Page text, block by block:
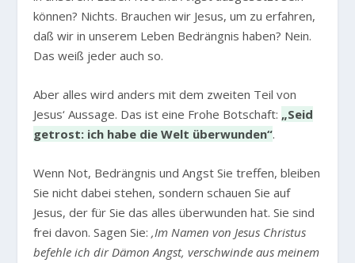
können? Nichts. Brauchen wir Jesus, um zu erfahren,
daß wir in unserem Leben Bedrängnis haben? Nein.
Das weiß jeder auch so.
Aber alles wird anders mit dem zweiten Teil von
Jesus‘ Aussage. Das ist eine Frohe Botschaft: „Seid
getrost: ich habe die Welt überwunden“.
Wenn Not, Bedrängnis und Angst Sie treffen, bleiben
Sie nicht dabei stehen, sondern schauen Sie auf
Jesus, der für Sie das alles überwunden hat. Sie sind
frei davon. Sagen Sie:‚Im Namen von Jesus Christus
befehle ich dir Dämon Angst, verschwinde aus meinem